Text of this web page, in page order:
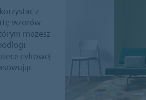
z
wzorów
możesz
cyfrowej